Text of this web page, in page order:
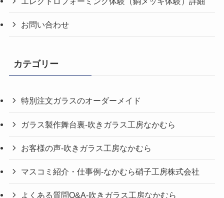
お問い合わせ
カテゴリー
特別注文ガラスのオーダーメイド
ガラス製作舞台裏-吹きガラス工房なかむら
お客様の声-吹きガラス工房なかむら
マスコミ紹介・仕事例-なかむら硝子工房株式会社
よくある質問Q&A-吹きガラス工房なかむら